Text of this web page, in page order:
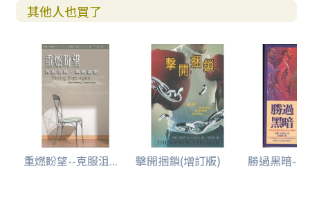
其他人也買了
重燃盼望--克服沮... 擊開捆鎖(增訂版) 勝過黑暗--